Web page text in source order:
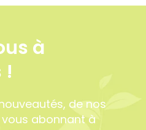
à
!
de nos
abonnant à